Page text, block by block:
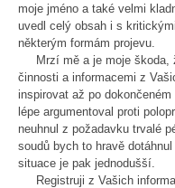
moje jméno a také velmi
uvedl celý obsah i s
některým formám projevu.
Mrzí mě a je moje škoda,
činnosti a informacemi z
inspirovat až po
lépe argumentoval proti
neuhnul z požadavku trvalé
soudů bych to hravě
situace je pak jednodušší.
Registruji z Vašich